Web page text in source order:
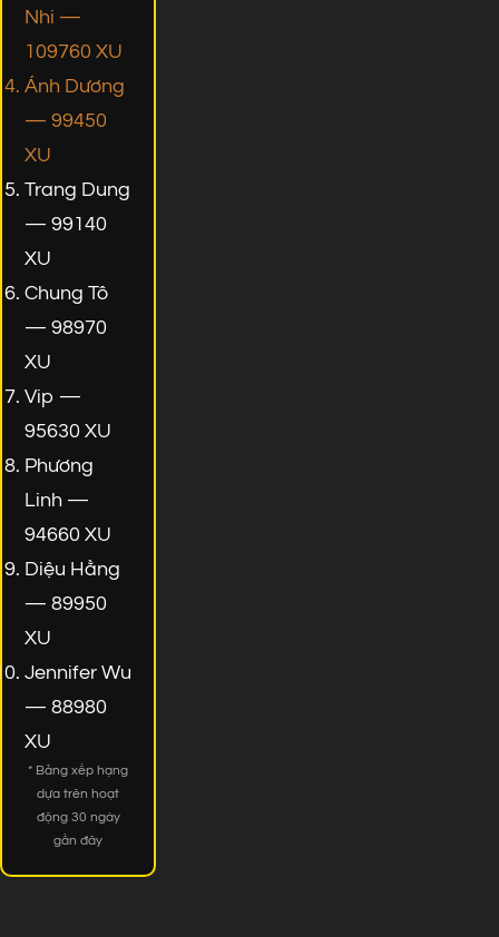
Nhi —
109760 XU
Ánh Dương
— 99450
XU
Trang Dung
— 99140
XU
Chung Tô
— 98970
XU
Vip —
95630 XU
Phương
Linh —
94660 XU
Diệu Hằng
— 89950
XU
Jennifer Wu
— 88980
XU
* Bảng xếp hạng
dựa trên hoạt
động 30 ngày
gần đây